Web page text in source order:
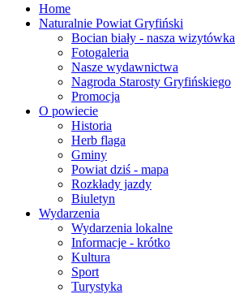
Home
Naturalnie Powiat Gryfiński
Bocian biały - nasza wizytówka
Fotogaleria
Nasze wydawnictwa
Nagroda Starosty Gryfińskiego
Promocja
O powiecie
Historia
Herb flaga
Gminy
Powiat dziś - mapa
Rozkłady jazdy
Biuletyn
Wydarzenia
Wydarzenia lokalne
Informacje - krótko
Kultura
Sport
Turystyka